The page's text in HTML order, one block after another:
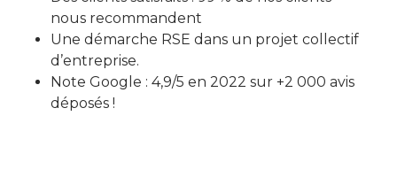
nous recommandent
Une démarche RSE dans un projet collectif
d’entreprise.
Note Google : 4,9/5 en 2022 sur +2 000 avis
déposés !